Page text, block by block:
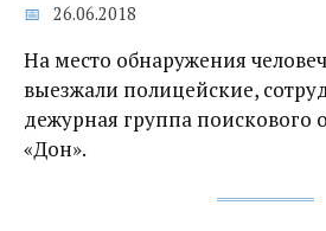
26.06.2018
На место обнаружения
выезжали полицейские,
дежурная группа поискового
«Дон».